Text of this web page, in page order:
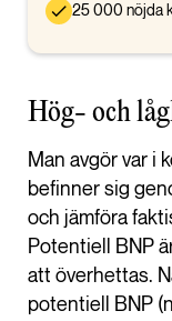
25 000 nöjda
Hög- och
Man avgör var i
befinner sig
och jämföra
Potentiell BNP
att överhettas.
potentiell BNP